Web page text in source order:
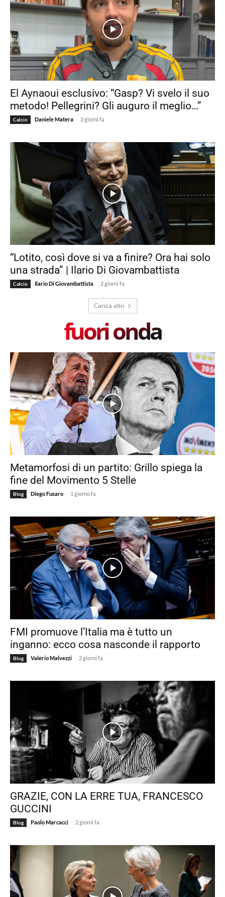
El Aynaoui esclusivo: “Gasp? Vi svelo il suo
metodo! Pellegrini? Gli auguro il meglio…”
Calcio Daniele Matera - 2 giorni fa
“Lotito, così dove si va a finire? Ora hai solo
una strada” | Ilario Di Giovambattista
Calcio Ilario Di Giovambattista - 2 giorni fa
Carica altri
fuori onda
Metamorfosi di un partito: Grillo spiega la
fine del Movimento 5 Stelle
Blog Diego Fusaro - 1 giorno fa
FMI promuove l’Italia ma è tutto un
inganno: ecco cosa nasconde il rapporto
Blog Valerio Malvezzi - 2 giorni fa
GRAZIE, CON LA ERRE TUA, FRANCESCO
GUCCINI
Blog Paolo Marcacci - 2 giorni fa